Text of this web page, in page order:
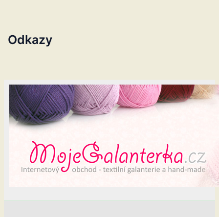
Odkazy